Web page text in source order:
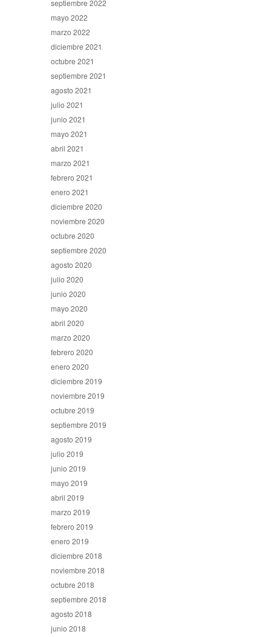
septiembre 2022
mayo 2022
marzo 2022
diciembre 2021
octubre 2021
septiembre 2021
agosto 2021
julio 2021
junio 2021
mayo 2021
abril 2021
marzo 2021
febrero 2021
enero 2021
diciembre 2020
noviembre 2020
octubre 2020
septiembre 2020
agosto 2020
julio 2020
junio 2020
mayo 2020
abril 2020
marzo 2020
febrero 2020
enero 2020
diciembre 2019
noviembre 2019
octubre 2019
septiembre 2019
agosto 2019
julio 2019
junio 2019
mayo 2019
abril 2019
marzo 2019
febrero 2019
enero 2019
diciembre 2018
noviembre 2018
octubre 2018
septiembre 2018
agosto 2018
junio 2018